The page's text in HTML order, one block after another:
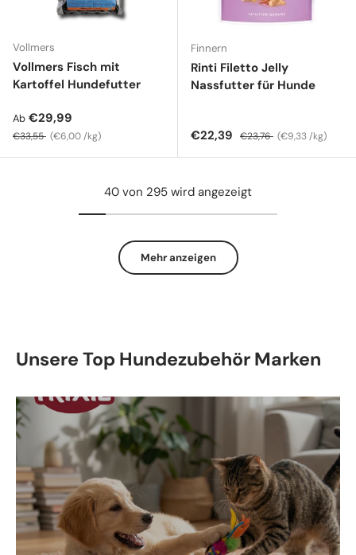
Vollmers
Vollmers Fisch mit
Kartoffel Hundefutter
Verkaufspreis
Ab €29,99
Normaler Preis
€33,55 Grundpreis
€6,00 /kg
Finnern
Rinti Filetto Jelly
Nassfutter für Hunde
Verkaufspreis
€22,39 Normaler Preis
€23,76 Grundpreis
€9,33 /kg
40 von 295 wird angezeigt
Mehr anzeigen
Unsere Top Hundezubehör Marken